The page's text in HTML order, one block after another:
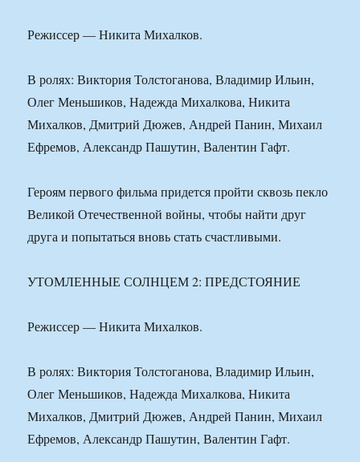
Режиссер — Никита Михалков.
В ролях: Виктория Толстоганова, Владимир Ильин,
Олег Меньшиков, Надежда Михалкова, Никита
Михалков, Дмитрий Дюжев, Андрей Панин, Михаил
Ефремов, Александр Пашутин, Валентин Гафт.
Героям первого фильма придется пройти сквозь пекло
Великой Отечественной войны, чтобы найти друг
друга и попытаться вновь стать счастливыми.
УТОМЛЕННЫЕ СОЛНЦЕМ 2: ПРЕДСТОЯНИЕ
Режиссер — Никита Михалков.
В ролях: Виктория Толстоганова, Владимир Ильин,
Олег Меньшиков, Надежда Михалкова, Никита
Михалков, Дмитрий Дюжев, Андрей Панин, Михаил
Ефремов, Александр Пашутин, Валентин Гафт.